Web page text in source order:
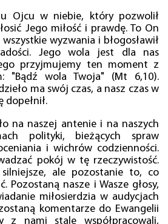
Ojcu w niebie, który pozwolił
Jego miłość i prawdę. To On
wyzwania i błogosławił
Jego wola jest dla nas
przyjmujemy ten moment z
"Bądź wola Twoja" (Mt 6,10).
ma swój czas, a nasz czas w
dopełnił.
na naszej antenie i na naszych
polityki, bieżących spraw
i wichrów codzienności.
pokój w tę rzeczywistość.
silniejsze, ale pozostanie to, co
Pozostaną nasze i Wasze głosy,
miłosierdzia w audycjach
komentarze do Ewangelii
z nami stale współpracowali,